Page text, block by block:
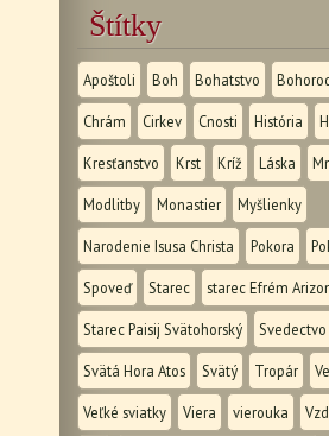
Štítky
Apoštoli Boh Bohatstvo
Chrám Cirkev Cnosti História
Kresťanstvo Krst Kríž Láska
Modlitby Monastier Myšlienky
Narodenie Isusa Christa Pokora
Spoveď Starec starec Efrém
Starec Paisij Svätohorský
Svätá Hora Atos Svätý Tropár
Veľké sviatky Viera vierouka